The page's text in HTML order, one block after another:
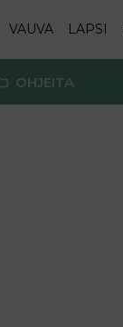
VAUVA LAPSI
OHJEITA